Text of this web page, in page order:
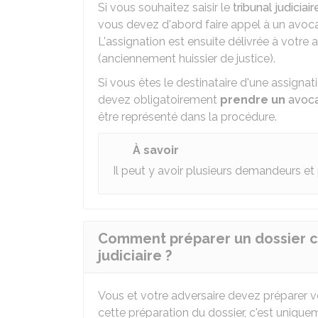
Si vous souhaitez saisir le tribunal
vous devez d'abord faire appel à un
L'assignation est ensuite délivrée à votre
(anciennement huissier de justice).
Si vous êtes le destinataire d'une
devez obligatoirement prendre un
être représenté dans la procédure.
À savoir
Il peut y avoir plusieurs demandeurs
Comment préparer un dossier
judiciaire ?
Vous et votre adversaire devez préparer
cette préparation du dossier, c'est